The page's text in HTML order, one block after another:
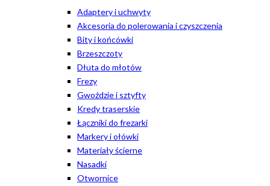
Adaptery i uchwyty
Akcesoria do polerowania i czyszczenia
Bity i końcówki
Brzeszczoty
Dłuta do młotów
Frezy
Gwoździe i sztyfty
Kredy traserskie
Łączniki do frezarki
Markery i ołówki
Materiały ścierne
Nasadki
Otwornice